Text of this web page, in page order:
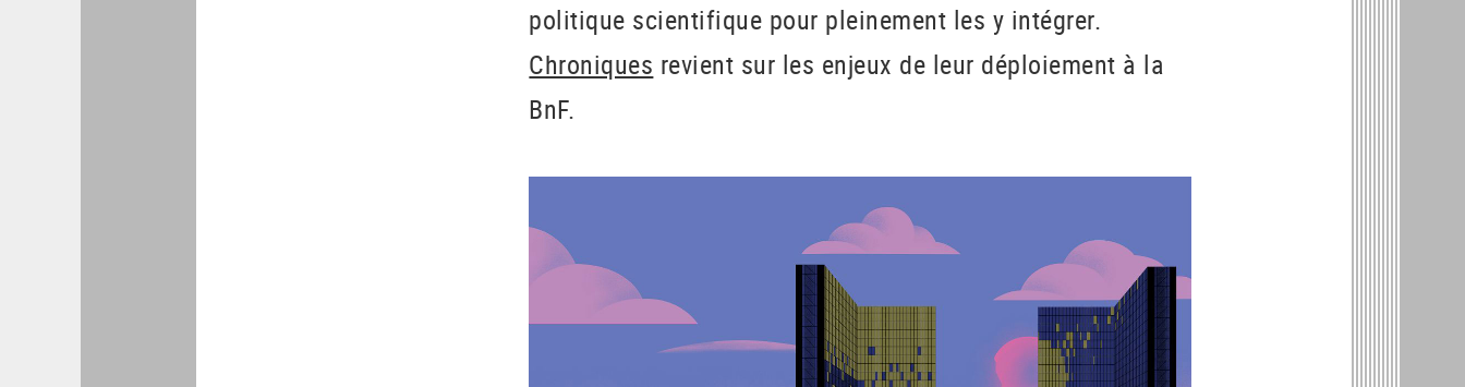
politique scientifique pour pleinement les y intégrer.
Chroniques revient sur les enjeux de leur déploiement à la
BnF.